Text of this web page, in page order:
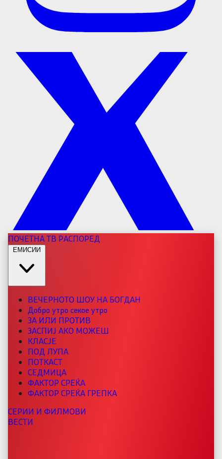
ПОЧЕТНАТВ РАСПОРЕД
ЕМИСИИ
ВЕЧЕРНОТО ШОУ НА БОГДАН
Добро утро секое утро
ЗА ИЛИ ПРОТИВ
ЗАСПИЈ АКО МОЖЕШ
КЛАСЈЕ
ПОД ЛУПА
ПОТКАСТ
СЕДМИЦА
ФАКТОР СРЕЌА
ФАКТОР СРЕЌА ГРЕПКА
СЕРИИ И ФИЛМОВИ
ВЕСТИ